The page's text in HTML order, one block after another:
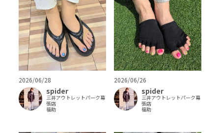
2026/06/28
spider
三井アウトレットパーク幕
張店
福助
2026/06/26
spider
三井アウトレットパーク幕
張店
福助